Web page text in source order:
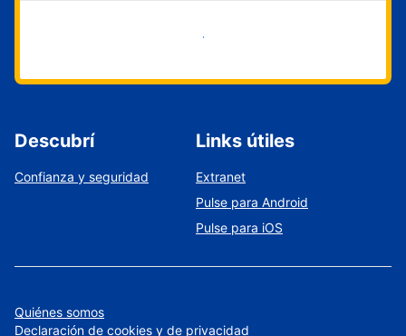
Empezar ahora
Descubrí
Confianza y seguridad
Links útiles
Extranet
Pulse para Android
Pulse para iOS
Quiénes somos
Declaración de cookies y de privacidad